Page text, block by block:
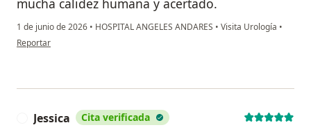
1 de junio de 2026 • HOSPITAL ANGELES ANDARES • Visita Urología •
en opinión del usuario Carolina Robles
Reportar
Jessica Cita verificada